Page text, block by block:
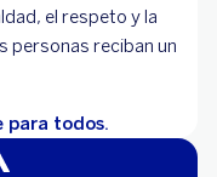
el respeto y la
personas reciban un
para todos.